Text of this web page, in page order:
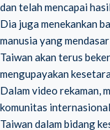
dan telah mencapai
Dia juga menekankan
manusia yang
Taiwan akan terus
mengupayakan
Dalam video rekaman,
komunitas
Taiwan dalam bidang